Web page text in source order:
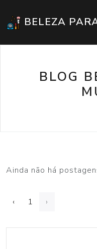
BELEZA
BLOG
Ainda não há
‹ 1 ›